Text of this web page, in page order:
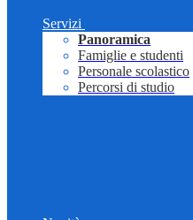
Servizi
Panoramica
Famiglie e studenti
Personale scolastico
Percorsi di studio